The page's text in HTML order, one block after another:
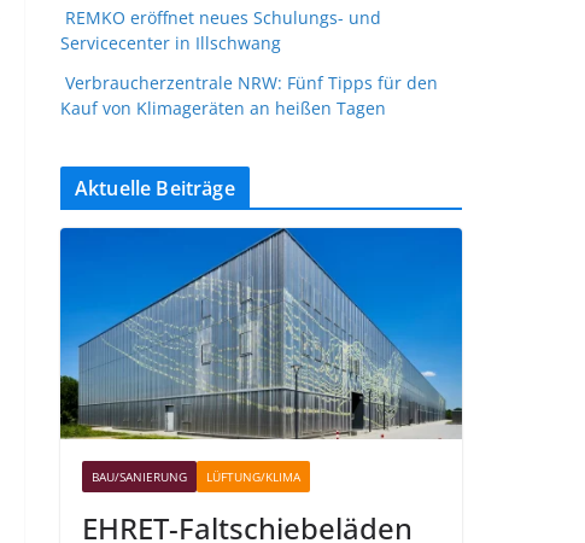
REMKO eröffnet neues Schulungs- und
Servicecenter in Illschwang
Verbraucherzentrale NRW: Fünf Tipps für den
Kauf von Klimageräten an heißen Tagen
Aktuelle Beiträge
BAU/SANIERUNG LÜFTUNG/KLIMA
EHRET-Faltschiebeläden